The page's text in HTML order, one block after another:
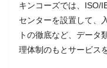
キンコーズでは、ISO/
センターを設置して、
トの徹底など、データ
理体制のもとサービス